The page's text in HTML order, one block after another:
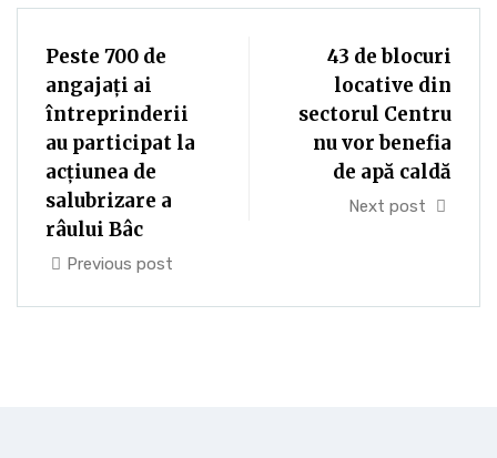
Peste 700 de
angajaţi ai
întreprinderii
au participat la
acţiunea de
salubrizare a
râului Bâc
Previous post
43 de blocuri
locative din
sectorul Centru
nu vor benefia
de apă caldă
Next post